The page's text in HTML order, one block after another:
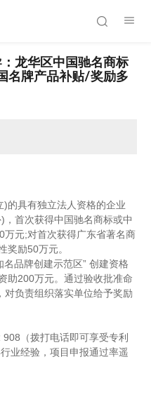
龙华区中国驰名商标
名牌产品补贴/奖励多
的具有独立法人资格的企业
首次获得中国驰名商标或中
万元;对首次获得广东省著名商
奖励50万元。
品牌创建示范区” 创建资格
助200万元。通过验收批准命
对负责组织落实单位给予奖励
（拨打电话即可享受专利
业经验，项目申报通过率遥